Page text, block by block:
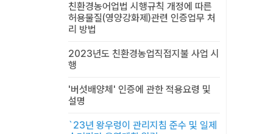
친환경농어업법 시행규칙 개정에 따른
허용물질(영양강화제)관련 인증업무 처
리 방법
2023년도 친환경농업직접지불 사업 시
행
'버섯배양체' 인증에 관한 적용요령 및
설명
`23년 왕우렁이 관리지침 준수 및 일제